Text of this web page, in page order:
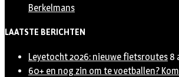
Berkelmans
LAATSTE BERICHTEN
Leyetocht 2026: nieuwe fietsroutes 8
60+ en nog zin om te voetballen?